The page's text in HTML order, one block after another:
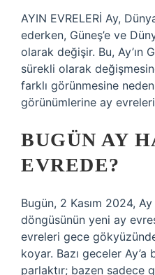
AYIN EVRELERİ Ay,
ederken, Güneş’e ve
olarak değişir. Bu, Ay’ın
sürekli olarak
farklı görünmesine neden
görünümlerine ay
BUGÜN AY
EVREDE?
Bugün, 2 Kasım 2024,
döngüsünün yeni ay
evreleri gece
koyar. Bazı geceler Ay’a
parlaktır; bazen sadece